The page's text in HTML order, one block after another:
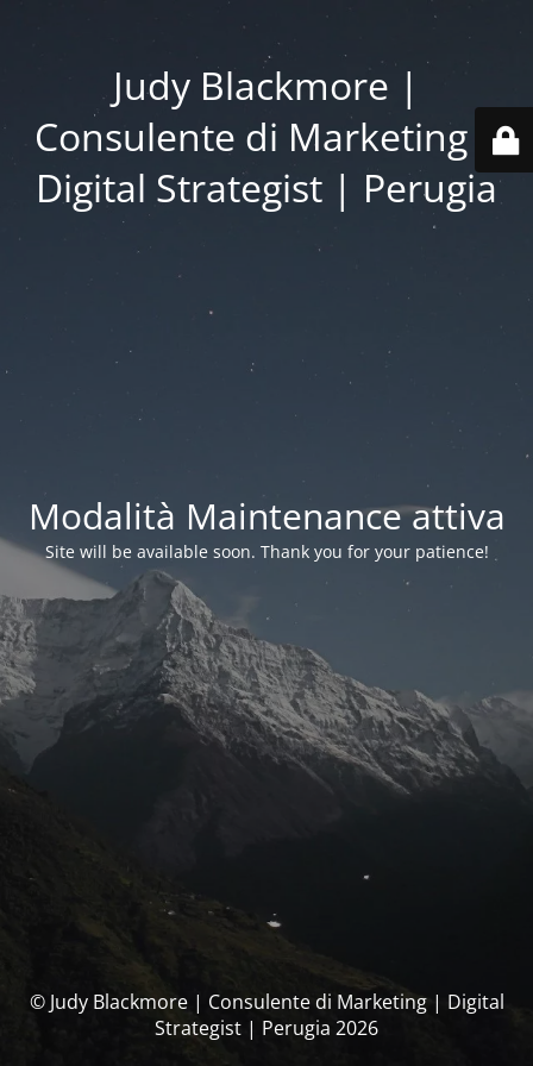
Judy Blackmore |
Consulente di Marketing |
Digital Strategist | Perugia
Modalità Maintenance attiva
Site will be available soon. Thank you for your patience!
© Judy Blackmore | Consulente di Marketing | Digital
Strategist | Perugia 2026